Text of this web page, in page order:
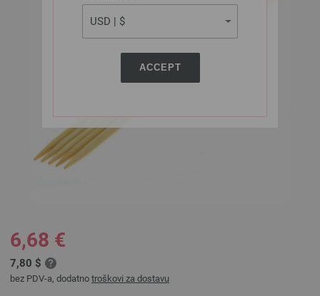
ACCEPT
6,68 €
7,80 $
bez PDV-a, dodatno troškovi za dostavu